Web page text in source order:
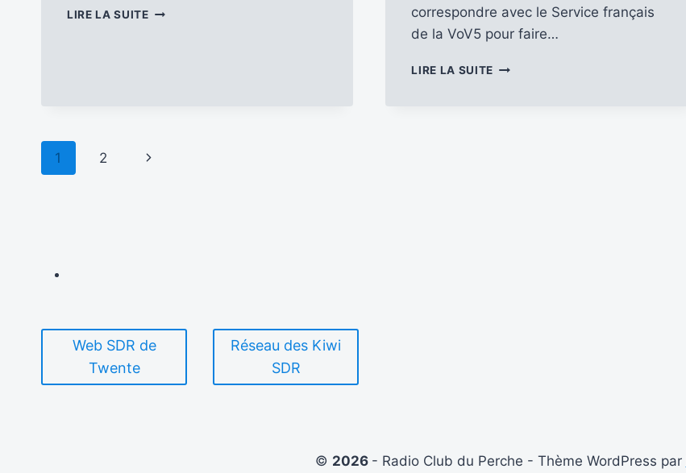
LIRE LA SUITELA
correspondre avec le Service français
de la VoV5 pour faire…
LIRE LA SUITE PARTICIPEZ
Navigation
1 2
Page
Web SDR de
Twente
Réseau des Kiwi
SDR
© 2026 - Radio Club du Perche - Thème WordPress par